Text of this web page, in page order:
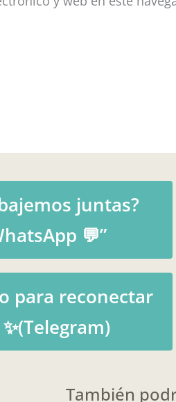
juntas?
💬”
para reconectar
También